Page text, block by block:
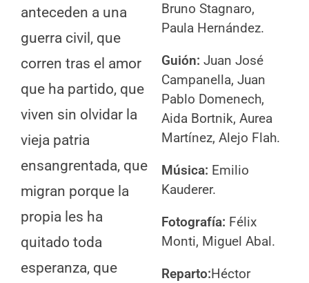
anteceden a una
guerra civil, que
corren tras el amor
que ha partido, que
viven sin olvidar la
vieja patria
ensangrentada, que
migran porque la
propia les ha
quitado toda
esperanza, que
Bruno Stagnaro,
Paula Hernández.
Guión: Juan José
Campanella, Juan
Pablo Domenech,
Aida Bortnik, Aurea
Martínez, Alejo Flah.
Música: Emilio
Kauderer.
Fotografía: Félix
Monti, Miguel Abal.
Reparto:Héctor